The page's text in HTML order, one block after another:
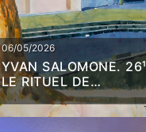
06/05/2026
YVAN SALOMONE.
LE RITUEL DE
L’AQUARELLE